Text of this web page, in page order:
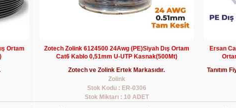
Ortam
Zotech Zolink 6124500 24Awg (PE)Siyah Dış Ortam
Cat6 Kablo 0,51mm U-UTP Kasnak(500Mt)
Zotech ve Zolink Ertek Markasıdır.
Zolink
Stok Kodu : ER-0306
Stok Miktarı : 10 ADET
Ersan
Tanıtım